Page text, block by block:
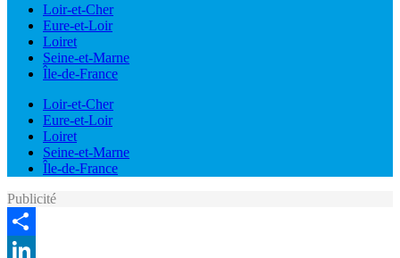
Loir-et-Cher
Eure-et-Loir
Loiret
Seine-et-Marne
Île-de-France
Loir-et-Cher
Eure-et-Loir
Loiret
Seine-et-Marne
Île-de-France
Publicité
Share